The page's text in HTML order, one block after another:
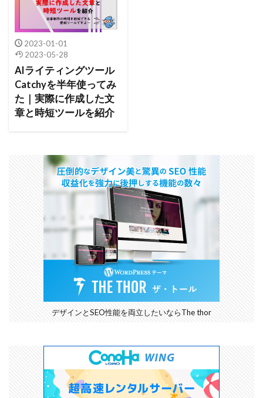
2023-01-01
2023-05-28
AIライティングツール
Catchyを半年使ってみ
た｜実際に作成した文
章と時短ツールを紹介
デザインとSEO性能を両立したいならThe thor